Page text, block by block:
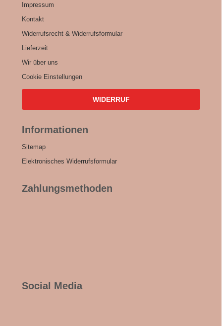
Impressum
Kontakt
Widerrufsrecht & Widerrufsformular
Lieferzeit
Wir über uns
Cookie Einstellungen
WIDERRUF
Informationen
Sitemap
Elektronisches Widerrufsformular
Zahlungsmethoden
Social Media